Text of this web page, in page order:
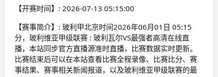
【开赛时间】: 2026-07-13 05:15:00
【赛事简介】: 玻利甲北京时间2026年06月01日 05:15
分，玻利维亚甲级联赛 : 玻利瓦尔VS最强者高清在线直
播，本站同步官方直播源准时直播，比赛数据实时更新。
比赛结束后可以在本站查看比赛全程录像、比赛比分、赛
事结果、赛事相关新闻报道，以及玻利维亚甲级联赛的最